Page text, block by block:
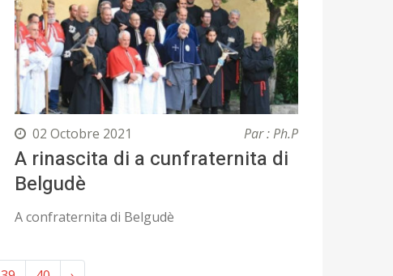
02 Octobre 2021 Par : Ph.P
A rinascita di a cunfraternita di
Belgudè
A confraternita di Belgudè